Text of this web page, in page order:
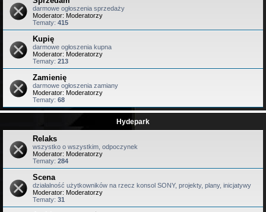
darmowe ogłoszenia sprzedaży
Moderator: Moderatorzy
Tematy: 415
Kupię
darmowe ogłoszenia kupna
Moderator: Moderatorzy
Tematy: 213
Zamienię
darmowe ogłoszenia zamiany
Moderator: Moderatorzy
Tematy: 68
Hydepark
Relaks
wszystko o wszystkim, odpoczynek
Moderator: Moderatorzy
Tematy: 284
Scena
działalność użytkowników na rzecz konsol SONY, projekty, plany, inicjatywy
Moderator: Moderatorzy
Tematy: 31